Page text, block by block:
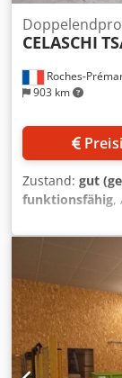
Roches-
903 km
CELASCHI
Zustand: gut
funktionsfähig,